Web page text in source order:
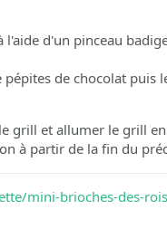
d'un pinceau
de chocolat puis
grill et allumer le grill
à partir de la fin du
mini-brioches-des-